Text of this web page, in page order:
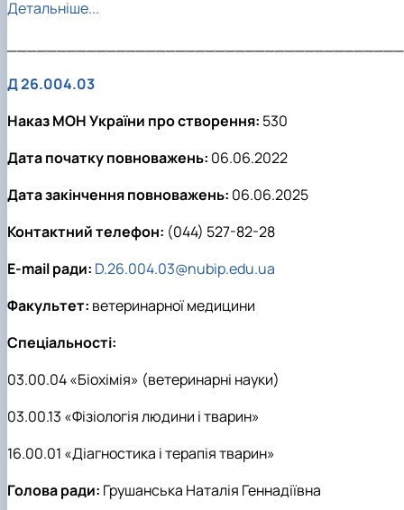
Детальніше...
Д 26.004.03
Наказ МОН України про створення: 530
Дата початку повноважень: 06.06.2022
Дата закінчення повноважень: 06.06.2025
Контактний телефон: (044) 527-82-28
E-mail ради: D.26.004.03@nubip.edu.ua
Факультет: ветеринарної медицини
Спеціальності:
03.00.04 «Біохімія» (ветеринарні науки)
03.00.13 «Фізіологія людини і тварин»
16.00.01 «Діагностика і терапія тварин»
Голова ради: Грушанська Наталія Геннадіївна